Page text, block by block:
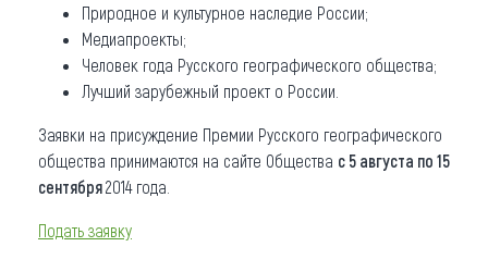
Природное и культурное наследие России;
Медиапроекты;
Человек года Русского географического общества;
Лучший зарубежный проект о России.
Заявки на присуждение Премии Русского географического
общества принимаются на сайте Общества с 5 августа по 15
сентября2014 года.
Подать заявку